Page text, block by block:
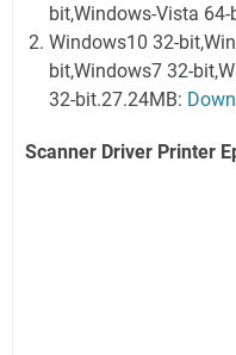
bit,Windows-Vista
Windows10 32-
bit,Windows7 32-
32-bit.27.24MB:
Scanner Driver Printer